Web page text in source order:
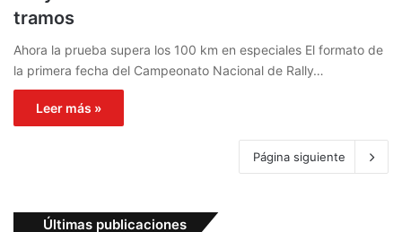
tramos
Ahora la prueba supera los 100 km en especiales El formato de
la primera fecha del Campeonato Nacional de Rally…
Leer más »
Página siguiente
Últimas publicaciones